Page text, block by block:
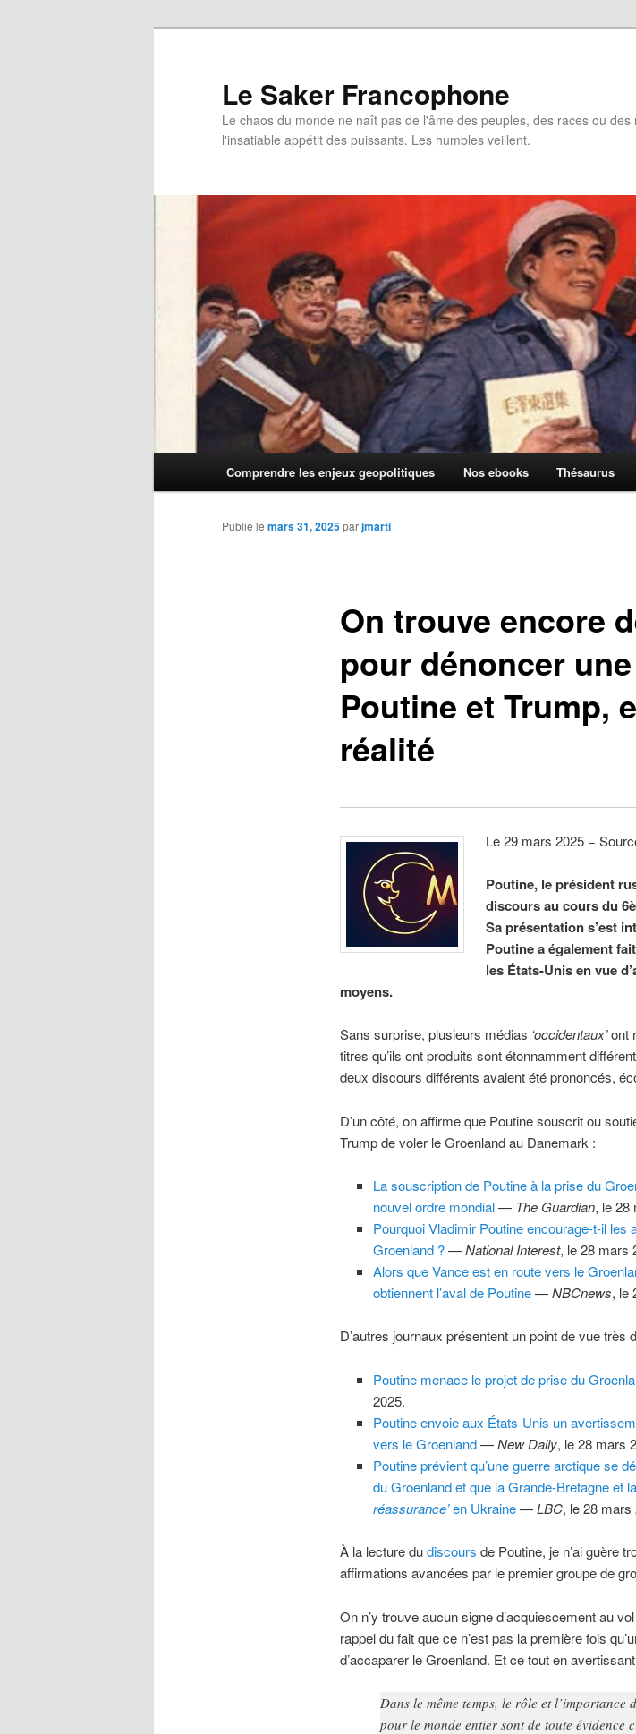
Le Saker Francophone
Le chaos du monde ne naît pas de l'âme des peuples, des races ou des
l'insatiable appétit des puissants. Les humbles veillent.
Comprendre les enjeux geopolitiques Nos ebooks Thésaurus
On trouve encore
pour dénoncer
Poutine et Trump,
réalité
Publié le mars 31, 2025parjmarti
Le 29 mars 2025 −
Poutine, le président
discours au cours du
Sa présentation s’est
Poutine a également
les États-Unis en vue
moyens.
Sans surprise, plusieurs médias ‘occidentaux’ont
titres qu’ils ont produits sont étonnamment
deux discours différents avaient été prononcés,
D’un côté, on affirme que Poutine souscrit ou
Trump de voler le Groenland au Danemark :
La souscription de Poutine à la prise du
nouvel ordre mondial— The Guardian, le 28
Pourquoi Vladimir Poutine encourage-t-il les
Groenland ?—National Interest, le 28 mars
Alors que Vance est en route vers le
obtiennent l’aval de Poutine—NBCnews, le
D’autres journaux présentent un point de vue très
Poutine menace le projet de prise du
2025.
Poutine envoie aux États-Unis un
vers le Groenland—New Daily, le 28 mars
Poutine prévient qu’une guerre arctique se
du Groenland et que la Grande-Bretagne et
réassurance’en Ukraine—LBC, le 28 mars
À la lecture dudiscours de Poutine, je n’ai guère
affirmations avancées par le premier groupe de
On n’y trouve aucun signe d’acquiescement au
rappel du fait que ce n’est pas la première fois
d’accaparer le Groenland. Et ce tout en
Dans le même temps, le rôle et l’importance
pour le monde entier sont de toute évidence